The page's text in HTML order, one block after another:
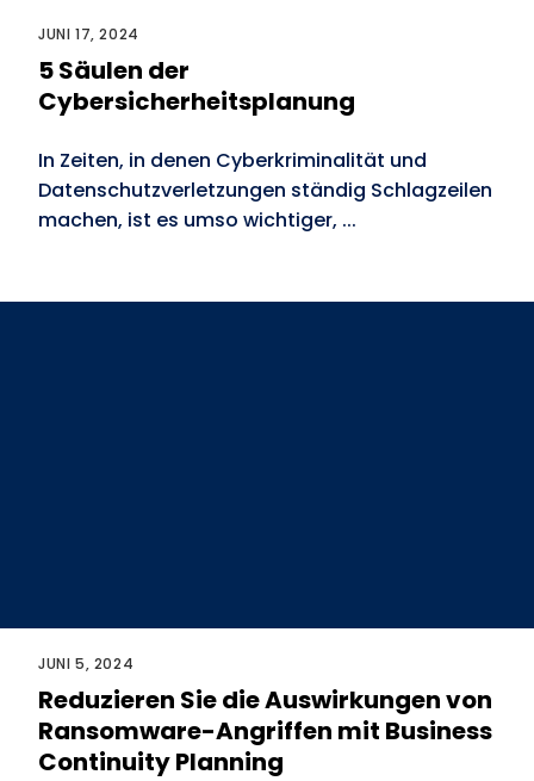
JUNI 17, 2024
5 Säulen der
Cybersicherheitsplanung
In Zeiten, in denen Cyberkriminalität und
Datenschutzverletzungen ständig Schlagzeilen
machen, ist es umso wichtiger, ...
JUNI 5, 2024
Reduzieren Sie die Auswirkungen von
Ransomware-Angriffen mit Business
Continuity Planning